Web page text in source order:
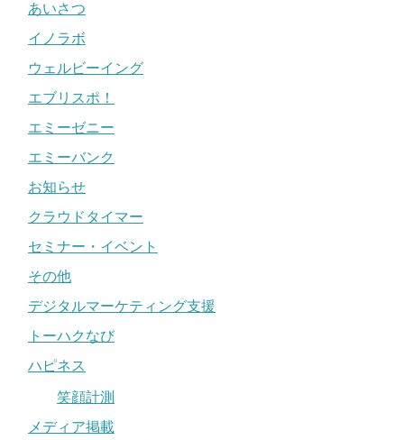
あいさつ
イノラボ
ウェルビーイング
エブリスポ！
エミーゼニー
エミーバンク
お知らせ
クラウドタイマー
セミナー・イベント
その他
デジタルマーケティング支援
トーハクなび
ハピネス
笑顔計測
メディア掲載